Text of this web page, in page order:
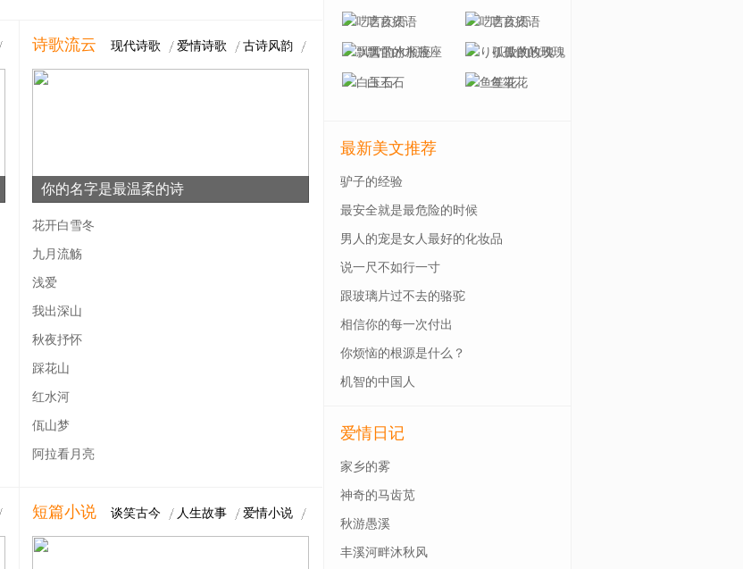
现代诗歌 爱情诗歌 古诗风韵
诗歌流云
你的名字是最温柔的诗
花开白雪冬
九月流觞
浅爱
我出深山
秋夜抒怀
踩花山
红水河
佤山梦
阿拉看月亮
谈笑古今 人生故事 爱情小说
短篇小说
呓言疚语 呓言疚语
飘雪的水瓶座 り孤傲的玫瑰ゝ
白玉石 鱼笙花
最新美文推荐
驴子的经验
最安全就是最危险的时候
男人的宠是女人最好的化妆品
说一尺不如行一寸
跟玻璃片过不去的骆驼
相信你的每一次付出
你烦恼的根源是什么？
机智的中国人
爱情日记
家乡的雾
神奇的马齿苋
秋游愚溪
丰溪河畔沐秋风